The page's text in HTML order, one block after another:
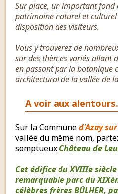
Sur place, un important fond
patrimoine naturel et
disposition des visiteurs.
Vous y trouverez de
sur des thèmes variés allant
en passant par la botanique
architectural de la vallée de
A voir aux alentours.
Sur la Communed'Azay sur
vallée du même nom,
somptueux Château de
Cet édifice du XVIIIe
remarquable parc du
célèbres frères BÜLHER,